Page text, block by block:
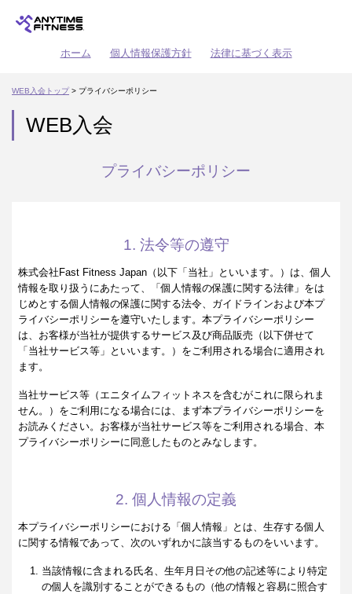
ホーム 個人情報保護方針 法律に基づく表示
WEB入会トップ> プライバシーポリシー
WEB入会
プライバシーポリシー
1. 法令等の遵守
株式会社Fast Fitness Japan（以下「当社」といいます。）は、個人
情報を取り扱うにあたって、「個人情報の保護に関する法律」をは
じめとする個人情報の保護に関する法令、ガイドラインおよび本プ
ライバシーポリシーを遵守いたします。本プライバシーポリシー
は、お客様が当社が提供するサービス及び商品販売（以下併せて
「当社サービス等」といいます。）をご利用される場合に適用され
ます。
当社サービス等（エニタイムフィットネスを含むがこれに限られま
せん。）をご利用になる場合には、まず本プライバシーポリシーを
お読みください。お客様が当社サービス等をご利用される場合、本
プライバシーポリシーに同意したものとみなします。
2. 個人情報の定義
本プライバシーポリシーにおける「個人情報」とは、生存する個人
に関する情報であって、次のいずれかに該当するものをいいます。
当該情報に含まれる氏名、生年月日その他の記述等により特定
の個人を識別することができるもの（他の情報と容易に照合す